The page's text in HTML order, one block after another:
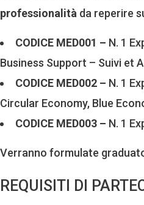
professionalità da reperire
CODICE MED001 – N. 1
Business Support – Suivi et
CODICE MED002 – N. 1
Circular Economy, Blue
CODICE MED003 – N. 1
Verranno formulate
REQUISITI DI